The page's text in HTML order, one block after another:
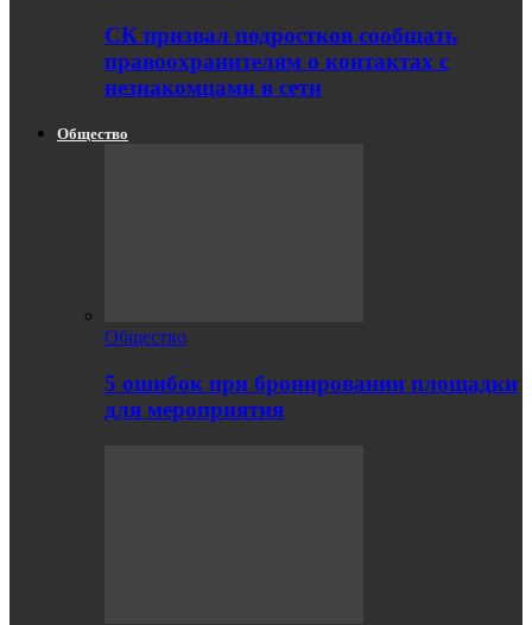
СК призвал подростков сообщать
правоохранителям о контактах с
незнакомцами в сети
Общество
Общество
5 ошибок при бронировании площадки
для мероприятия